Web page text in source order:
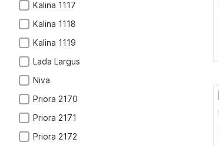
Kalina 1117
Kalina 1118
Kalina 1119
Lada Largus
Niva
Priora 2170
Priora 2171
Priora 2172